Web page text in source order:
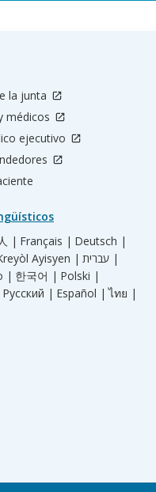
la junta
médicos
ejecutivo
| Français | Deutsch |
Ayisyen |
עברית |
| 한국어 | Polski |
Русский | Español | ไทย |